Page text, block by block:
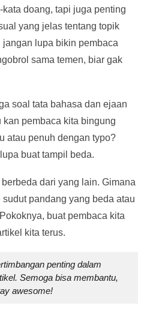
doang, tapi juga penting
yang jelas tentang topik
lupa bikin pembaca
sama temen, biar gak
soal tata bahasa dan ejaan
pembaca kita bingung
atau penuh dengan typo?
buat tampil beda.
dari yang lain. Gimana
pandang yang beda atau
buat pembaca kita
kita terus.
penting dalam
Semoga bisa membantu,
awesome!